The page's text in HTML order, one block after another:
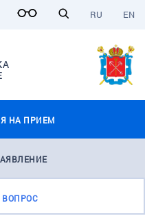
EN
RU
НА ПРИЕМ
ВОПРОС